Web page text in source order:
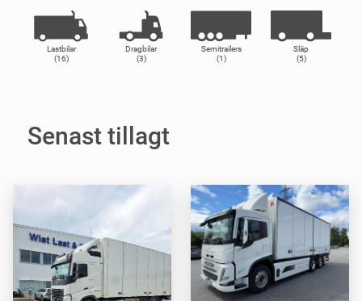
Lastbilar
(16)
Dragbilar
(3)
Semitrailers
(1)
Släp
(5)
Senast tillagt